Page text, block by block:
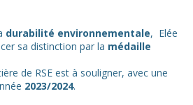
durabilité environnementale, Elée
sa distinction par la médaille
de RSE est à souligner, avec une
2023/2024.